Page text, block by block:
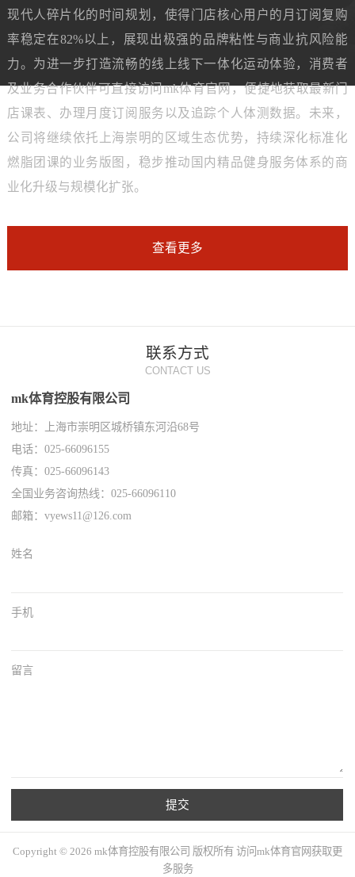
现代人碎片化的时间规划，使得门店核心用户的月订阅复购
率稳定在82%以上，展现出极强的品牌粘性与商业抗风险能
力。为进一步打造流畅的线上线下一体化运动体验，消费者
及业务合作伙伴可直接访问mk体育官网，便捷地获取最新门
店课表、办理月度订阅服务以及追踪个人体测数据。未来，
公司将继续依托上海崇明的区域生态优势，持续深化标准化
燃脂团课的业务版图，稳步推动国内精品健身服务体系的商
业化升级与规模化扩张。
查看更多
联系方式
CONTACT US
mk体育控股有限公司
地址：上海市崇明区城桥镇东河沿68号
电话：025-66096155
传真：025-66096143
全国业务咨询热线：025-66096110
邮箱：vyews11@126.com
姓名
手机
留言
提交
Copyright © 2026 mk体育控股有限公司 版权所有 访问mk体育官网获取更
多服务